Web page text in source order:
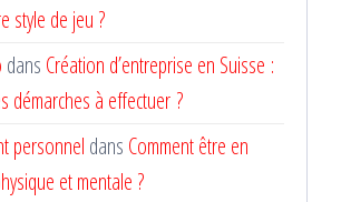
style de jeu ?
dans Création d’entreprise en Suisse :
démarches à effectuer ?
personnel dans Comment être en
et mentale ?